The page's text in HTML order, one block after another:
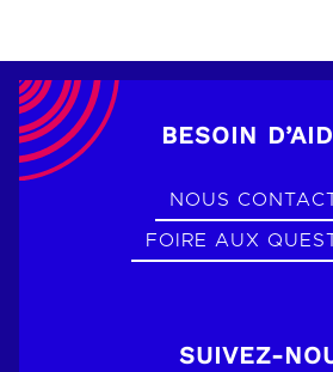
BESOIN
NOUS
FOIRE AUX
SUIVEZ-